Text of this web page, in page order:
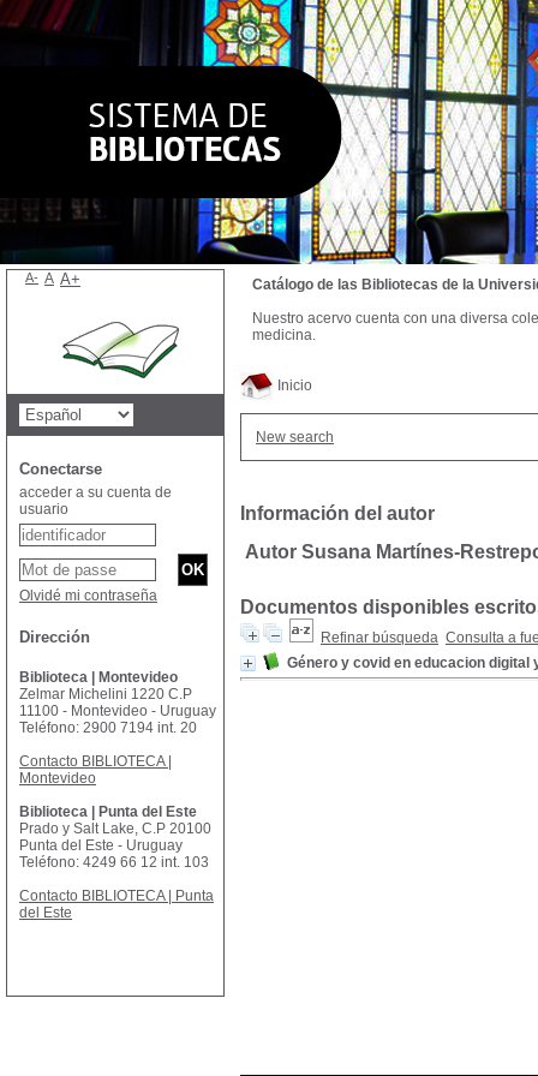
Inicio
New search
Información del autor
Autor Susana Martínes-
Documentos disponibles
Refinar búsqueda Consulta a
Género y covid en educacion digital
Catálogo de las Bibliotecas de la
Nuestro acervo cuenta con una diversa
medicina.
A- A A+
Conectarse
acceder a su cuenta de
usuario
Olvidé mi contraseña
Dirección
Biblioteca | Montevideo
Zelmar Michelini 1220 C.P
11100 - Montevideo - Uruguay
Teléfono: 2900 7194 int. 20
Contacto BIBLIOTECA |
Montevideo
Biblioteca | Punta del Este
Prado y Salt Lake, C.P 20100
Punta del Este - Uruguay
Teléfono: 4249 66 12 int. 103
Contacto BIBLIOTECA | Punta
del Este